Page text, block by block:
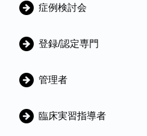
症例検討会
登録/認定専門
管理者
臨床実習指導者